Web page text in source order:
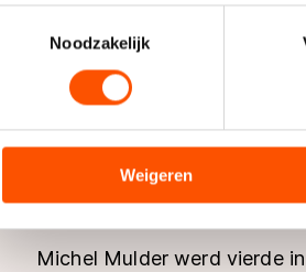
Uw apparaat identificeren door
Lees meer over hoe uw persoonlijke
toestemming op elk moment wijzigen
analyseren. We delen informatie over
analyse. Zij kunnen deze combineren
hun services. Sommige partners
adequaat beschermingsniveau geldt
Meer informatie vindt u in ons
Noodzakelijk
Weigeren
Michel Mulder werd vierde